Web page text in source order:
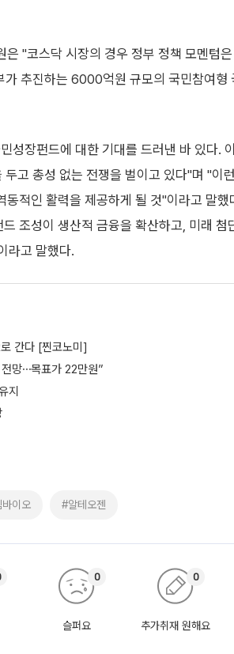
"코스닥 시장의 경우 정부 정책 모멘텀
추진하는 6000억원 규모의 국민참여형
성장펀드에 대한 기대를 드러낸 바 있다.
고 총성 없는 전쟁을 벌이고 있다"며 "이
적인 활력을 제공하게 될 것"이라고 말
조성이 생산적 금융을 확산하고, 미래 첨
라고 말했다.
간다 [찐코노미]
망⋯목표가 22만원”
지
이오 #알테오젠
슬퍼요
0
추가취재 원해요
0